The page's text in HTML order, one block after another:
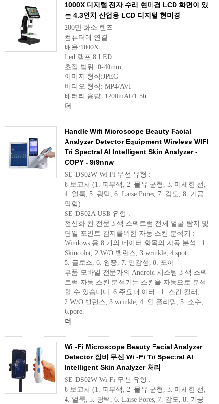
1000X 디지털 전자 수리 현미경 LCD 화면이 있
는 4.3인치 산업용 LCD 디지털 현미경
200만 화소 렌즈
컴퓨터에 연결
배율:1000X
Led 램프:8 LED
초점 범위: 0-40mm
이미지 형식:JPEG
비디오 형식: MP4/AVI
배터리 용량: 1200mAh/1.5h
더
Handle Wifi Microscope Beauty Facial
Analyzer Detector Equipment Wireless WIFI
Tri Spectral AI Intelligent Skin Analyzer -
COPY - 9i9nnw
SE-DS02W Wi-Fi 무선 유형 :
8 보고서 (1. 피부색, 2. 물유 균형, 3. 미세한 선,
4. 얼룩, 5. 광택, 6. Larse Pores, 7. 감도, 8. 기공
막힘)
SE-DS02A USB 유형 :
전산화 된 전문 3 색 스펙트럼 전체 얼굴 탐지 및
단일 포인트 감지를위한 자동 스킨 분석기 :
Windows 용 8 개의 데이터 항목의 자동 분석 : 1.
Skincolor, 2.W/O 밸런스, 3.wrinkle, 4.spot
5. 글로스, 6. 염증, 7. 민감성, 8. 포어
부품 모바일 전문가의 Android 시스템 3 색 스펙
트럼 자동 스킨 분석기는 스킨을 자동으로 분석
할 수 있습니다. 6 주요 데이터 : 1. 스킨 컬러,
2.W/O 밸런스, 3.wrinkle, 4. 인 플라밍, 5. 소수,
6.pore.
더
Wi -Fi Microscope Beauty Facial Analyzer
Detector 장비 무선 Wi -Fi Tri Spectral AI
Intelligent Skin Analyzer 처리
SE-DS02W Wi-Fi 무선 유형 :
8 보고서 (1. 피부색, 2. 물유 균형, 3. 미세한 선,
4. 얼룩, 5. 광택, 6. Larse Pores, 7. 감도, 8. 기공